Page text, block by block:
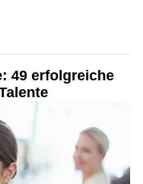
49 erfolgreiche